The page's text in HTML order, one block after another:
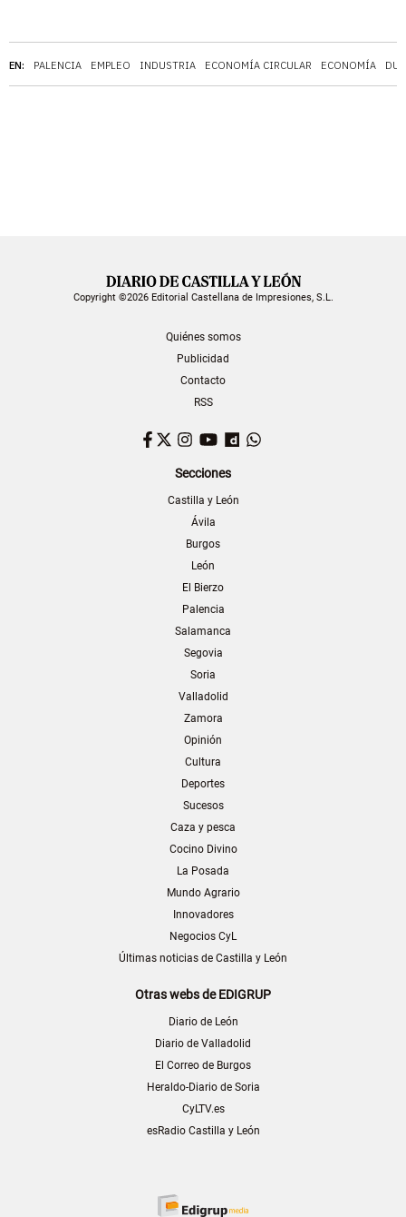
EN: PALENCIA EMPLEO INDUSTRIA ECONOMÍA CIRCULAR ECONOMÍA
Copyright ©2026 Editorial Castellana de Impresiones, S.L.
Quiénes somos
Publicidad
Contacto
RSS
Facebook
TwitterInstagram
YouTubeDailymotion
Secciones
Castilla y León
Ávila
Burgos
León
El Bierzo
Palencia
Salamanca
Segovia
Soria
Valladolid
Zamora
Opinión
Cultura
Deportes
Sucesos
Caza y pesca
Cocino Divino
La Posada
Mundo Agrario
Innovadores
Negocios CyL
Últimas noticias de Castilla y León
Otras webs de EDIGRUP
Diario de León
Diario de Valladolid
El Correo de Burgos
Heraldo-Diario de Soria
CyLTV.es
esRadio Castilla y León